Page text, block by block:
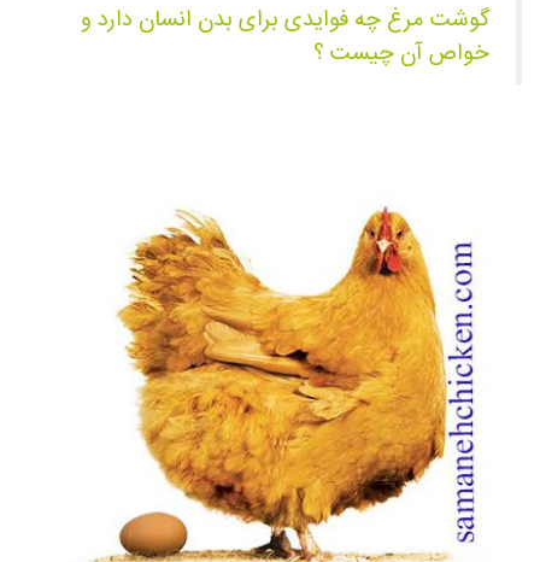
گوشت مرغ چه فوایدی برای بدن انسان دارد و
خواص آن چیست ؟